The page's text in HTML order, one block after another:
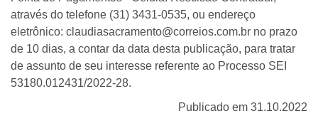
através do telefone (31) 3431-0535, ou endereço
eletrônico: claudiasacramento@correios.com.br no prazo
de 10 dias, a contar da data desta publicação, para tratar
de assunto de seu interesse referente ao Processo SEI
53180.012431/2022-28.
Publicado em 31.10.2022